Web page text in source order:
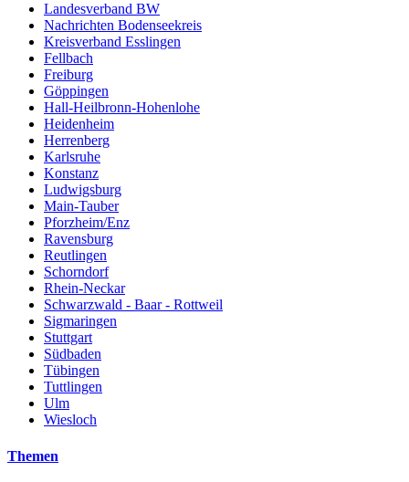
Landesverband BW
Nachrichten Bodenseekreis
Kreisverband Esslingen
Fellbach
Freiburg
Göppingen
Hall-Heilbronn-Hohenlohe
Heidenheim
Herrenberg
Karlsruhe
Konstanz
Ludwigsburg
Main-Tauber
Pforzheim/Enz
Ravensburg
Reutlingen
Schorndorf
Rhein-Neckar
Schwarzwald - Baar - Rottweil
Sigmaringen
Stuttgart
Südbaden
Tübingen
Tuttlingen
Ulm
Wiesloch
Themen